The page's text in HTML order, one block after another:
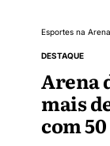
Esportes na
DESTAQUE
Arena
mais
com